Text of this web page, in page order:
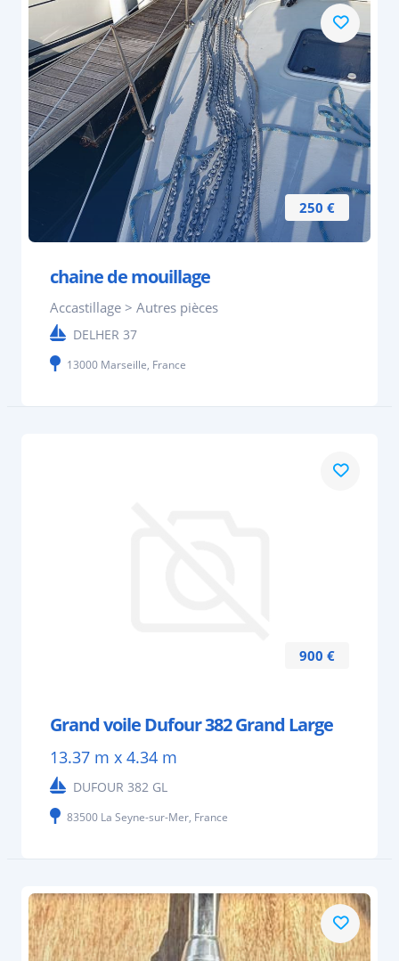
250 €
chaine de mouillage
Accastillage > Autres pièces
DELHER 37
13000 Marseille, France
900 €
Grand voile Dufour 382 Grand Large
13.37 m x 4.34 m
DUFOUR 382 GL
83500 La Seyne-sur-Mer, France